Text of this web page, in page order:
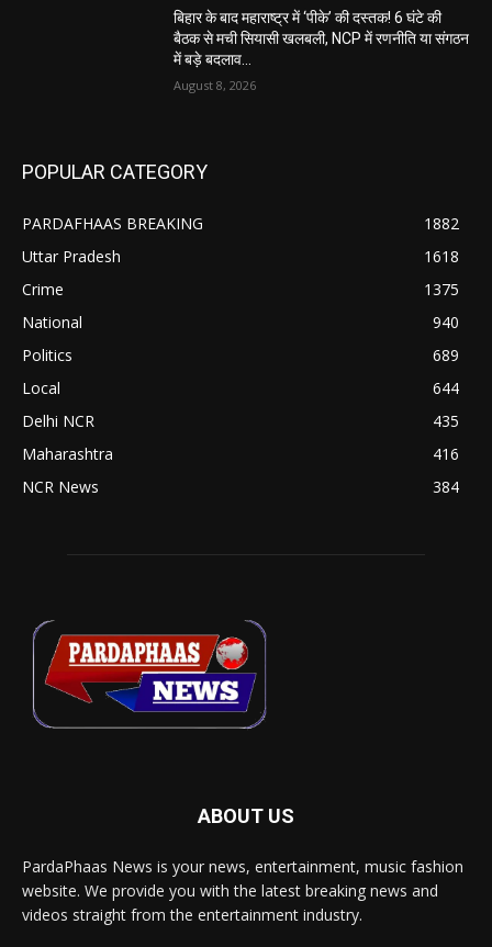
बिहार के बाद महाराष्ट्र में ‘पीके’ की दस्तक! 6 घंटे की
बैठक से मची सियासी खलबली, NCP में रणनीति या संगठन
में बड़े बदलाव...
August 8, 2026
POPULAR CATEGORY
PARDAFHAAS BREAKING
1882
Uttar Pradesh
1618
Crime
1375
National
940
Politics
689
Local
644
Delhi NCR
435
Maharashtra
416
NCR News
384
ABOUT US
PardaPhaas News is your news, entertainment, music fashion
website. We provide you with the latest breaking news and
videos straight from the entertainment industry.